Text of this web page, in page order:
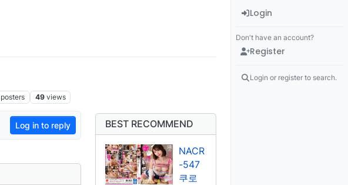
posters 49 views
Log in to reply BEST RECOMMEND
NACR
-547
쿠로
Login
Don't have an account?
Register
Login or register to search.